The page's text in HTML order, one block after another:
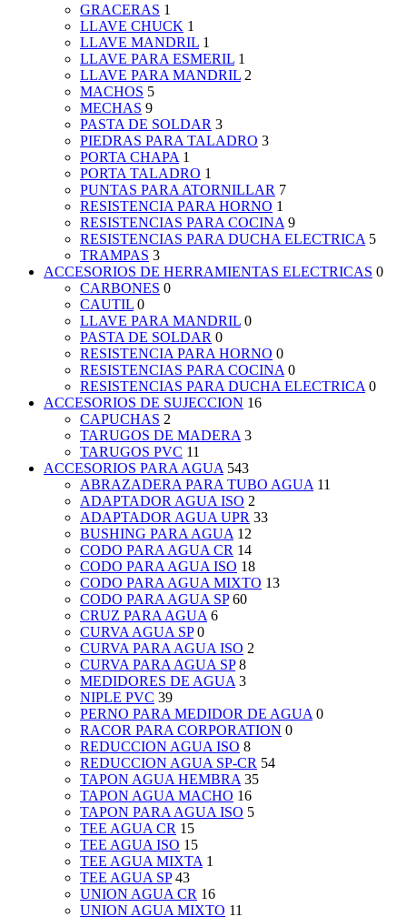
GRACERAS 1
LLAVE CHUCK 1
LLAVE MANDRIL 1
LLAVE PARA ESMERIL 1
LLAVE PARA MANDRIL 2
MACHOS 5
MECHAS 9
PASTA DE SOLDAR 3
PIEDRAS PARA TALADRO 3
PORTA CHAPA 1
PORTA TALADRO 1
PUNTAS PARA ATORNILLAR 7
RESISTENCIA PARA HORNO 1
RESISTENCIAS PARA COCINA 9
RESISTENCIAS PARA DUCHA ELECTRICA 5
TRAMPAS 3
ACCESORIOS DE HERRAMIENTAS ELECTRICAS 0
CARBONES 0
CAUTIL 0
LLAVE PARA MANDRIL 0
PASTA DE SOLDAR 0
RESISTENCIA PARA HORNO 0
RESISTENCIAS PARA COCINA 0
RESISTENCIAS PARA DUCHA ELECTRICA 0
ACCESORIOS DE SUJECCION 16
CAPUCHAS 2
TARUGOS DE MADERA 3
TARUGOS PVC 11
ACCESORIOS PARA AGUA 543
ABRAZADERA PARA TUBO AGUA 11
ADAPTADOR AGUA ISO 2
ADAPTADOR AGUA UPR 33
BUSHING PARA AGUA 12
CODO PARA AGUA CR 14
CODO PARA AGUA ISO 18
CODO PARA AGUA MIXTO 13
CODO PARA AGUA SP 60
CRUZ PARA AGUA 6
CURVA AGUA SP 0
CURVA PARA AGUA ISO 2
CURVA PARA AGUA SP 8
MEDIDORES DE AGUA 3
NIPLE PVC 39
PERNO PARA MEDIDOR DE AGUA 0
RACOR PARA CORPORATION 0
REDUCCION AGUA ISO 8
REDUCCION AGUA SP-CR 54
TAPON AGUA HEMBRA 35
TAPON AGUA MACHO 16
TAPON PARA AGUA ISO 5
TEE AGUA CR 15
TEE AGUA ISO 15
TEE AGUA MIXTA 1
TEE AGUA SP 43
UNION AGUA CR 16
UNION AGUA MIXTO 11